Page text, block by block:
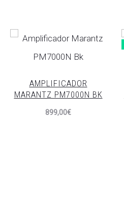
AMPLIFICADOR
MARANTZ PM7000N BK
899,00€